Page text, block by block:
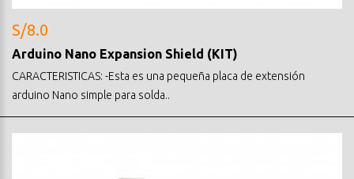
S/8.0
Arduino Nano Expansion Shield (KIT)
CARACTERISTICAS: -Esta es una pequeña placa de extensión
arduino Nano simple para solda..